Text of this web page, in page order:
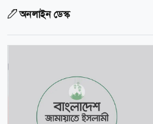
অনলাইন ডেস্ক